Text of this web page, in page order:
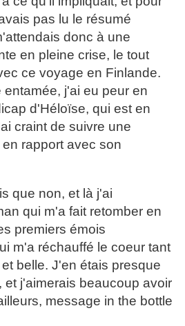
pas lu le résumé
donc à une
en pleine crise, le tout
ce voyage en Finlande.
entamée, j'ai eu peur en
d'Héloïse, qui est en
craint de suivre une
rapport avec son
que non, et là j'ai
qui m'a fait retomber en
premiers émois
m'a réchauffé le coeur tant
belle. J'en étais presque
et j'aimerais beaucoup avoir
message in the bottle